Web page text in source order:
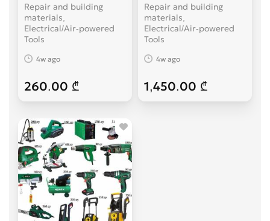
Repair and building
materials,
Electrical/Air-powered
Tools
4w ago
260.00 ₾
Repair and building
materials,
Electrical/Air-powered
Tools
4w ago
1,450.00 ₾